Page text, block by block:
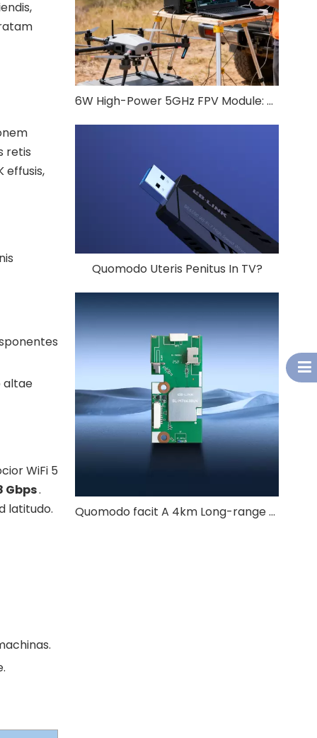
retis
effusis,
altae
WiFi 5
Gbps.
latitudo.
6W High-Power 5GHz FPV Module: RTL8812EU-CG pro Long-Range Fucus FPV
Quomodo Uteris Penitus In TV?
Quomodo facit A 4km Long-range UAV Image Transmission System Ensure Stable Video Quality?